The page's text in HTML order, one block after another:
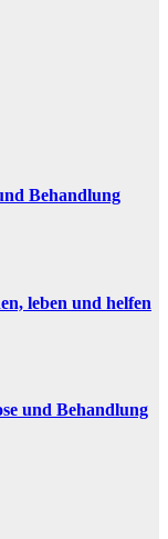
Behandlung
leben und helfen
und Behandlung